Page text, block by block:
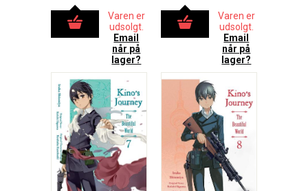
Varen er
udsolgt.
Email
når på
lager?
Varen er
udsolgt.
Email
når på
lager?